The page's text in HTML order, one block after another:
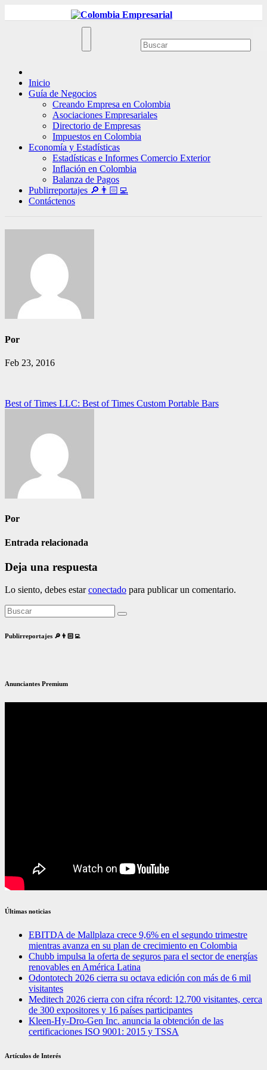
al
Inicio
Guía de Negocios
Creando Empresa en Colombia
Asociaciones Empresariales
Directorio de Empresas
Impuestos en Colombia
Economía y Estadísticas
Estadísticas e Informes Comercio Exterior
Inflación en Colombia
Balanza de Pagos
Publirreportajes 🔎👨🏻‍💻
Contáctenos
Por
Feb 23, 2016
Navegación
entradas
Best of Times LLC: Best of Times Custom Portable Bars
Por
Entrada relacionada
Deja una respuesta
Lo siento, debes estarconectado para publicar un comentario.
Publirreportajes 🔎👨🏻‍💻
Anunciantes Premium
Últimas noticias
EBITDA de Mallplaza crece 9,6% en el segundo trimestre
mientras avanza en su plan de crecimiento en Colombia
Chubb impulsa la oferta de seguros para el sector de energías
renovables en América Latina
Odontotech 2026 cierra su octava edición con más de 6 mil
visitantes
Meditech 2026 cierra con cifra récord: 12.700 visitantes, cerca
de 300 expositores y 16 países participantes
Kleen-Hy-Dro-Gen Inc. anuncia la obtención de las
certificaciones ISO 9001: 2015 y TSSA
Artículos de Interés